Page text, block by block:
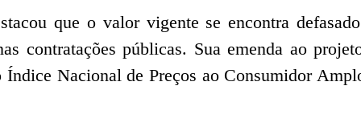
que o valor vigente se encontra
contratações públicas. Sua emenda ao
Nacional de Preços ao Consumidor